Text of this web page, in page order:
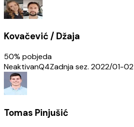
Kovačević / Džaja
50% pobjeda
NeaktivanQ4Zadnja sez. 2022/01-02
Tomas Pinjušić